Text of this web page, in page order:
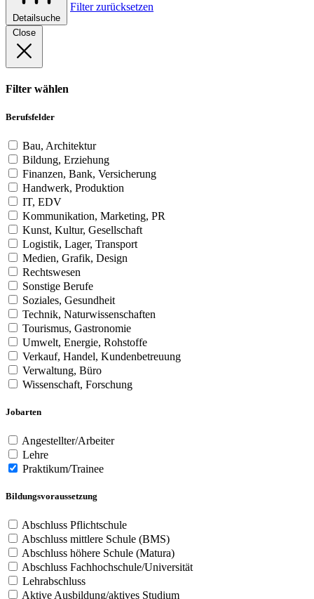
Detailsuche
Filter zurücksetzen
Close
Filter wählen
Berufsfelder
Bau, Architektur
Bildung, Erziehung
Finanzen, Bank, Versicherung
Handwerk, Produktion
IT, EDV
Kommunikation, Marketing, PR
Kunst, Kultur, Gesellschaft
Logistik, Lager, Transport
Medien, Grafik, Design
Rechtswesen
Sonstige Berufe
Soziales, Gesundheit
Technik, Naturwissenschaften
Tourismus, Gastronomie
Umwelt, Energie, Rohstoffe
Verkauf, Handel, Kundenbetreuung
Verwaltung, Büro
Wissenschaft, Forschung
Jobarten
Angestellter/Arbeiter
Lehre
Praktikum/Trainee
Bildungsvoraussetzung
Abschluss Pflichtschule
Abschluss mittlere Schule (BMS)
Abschluss höhere Schule (Matura)
Abschluss Fachhochschule/Universität
Lehrabschluss
Aktive Ausbildung/aktives Studium